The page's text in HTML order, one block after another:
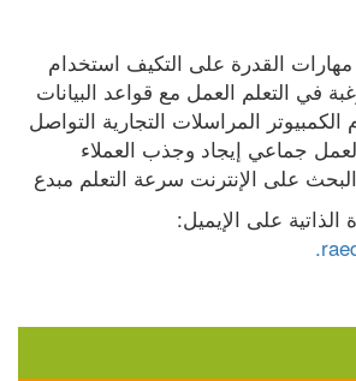
على الإنترنت سرعة التعلم مبدع
على الإيميل: